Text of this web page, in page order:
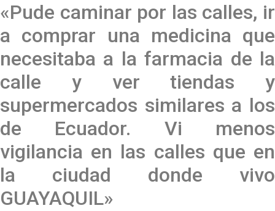
«Pude caminar por las calles, ir
a comprar una medicina que
necesitaba a la farmacia de la
calle y ver tiendas y
supermercados similares a los
de Ecuador. Vi menos
vigilancia en las calles que en
la ciudad donde vivo
GUAYAQUIL»